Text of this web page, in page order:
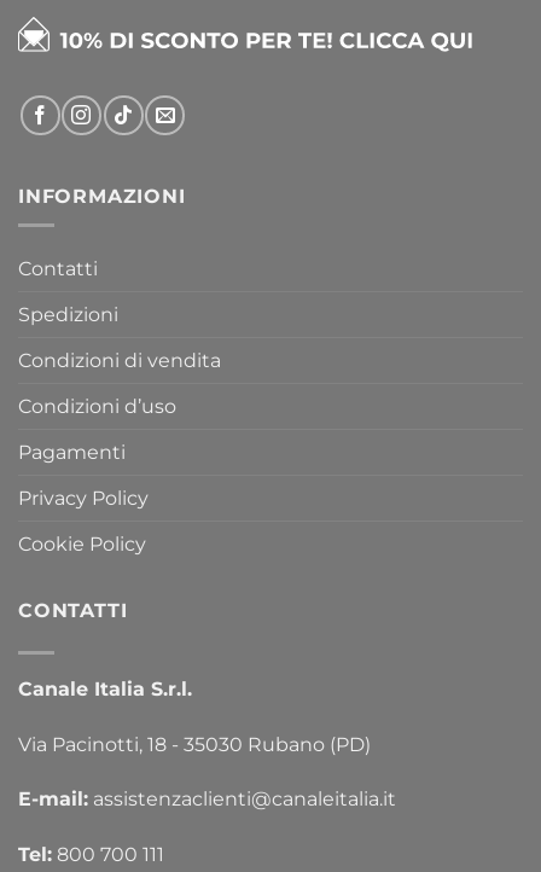
INFORMAZIONI
Contatti
Spedizioni
Condizioni di vendita
Condizioni d’uso
Pagamenti
Privacy Policy
Cookie Policy
CONTATTI
Canale Italia S.r.l.
Via Pacinotti, 18 - 35030 Rubano (PD)
E-mail: assistenzaclienti@canaleitalia.it
Tel: 800 700 111